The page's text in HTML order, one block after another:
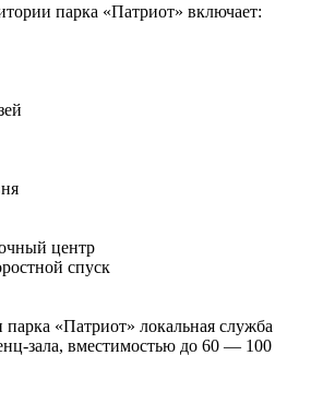
парка «Патриот» включает:
центр
спуск
«Патриот» локальная служба
зала, вместимостью до 60 — 100